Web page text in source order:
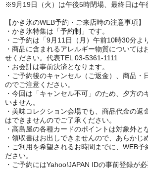
※9月19日（火）は午後5時閉場、最終日は午
【かき氷のWEB予約・ご来店時の注意事項】
・かき氷特集は「予約制」です。
・ご予約は「9月11日（月）午前10時30分よ
・商品に含まれるアレルギー物質については
せください。代表TEL 03-5361-1111
・お会計は事前決済となります。
・ご予約後のキャンセル（ご返金）、商品・
のでご注意ください。
・今回は「キャンセル不可」のため、夕方の
いません。
・美味コレクション会場でも、商品代金の返
はできませんのでご了承ください。
・高島屋の各種カードのポイントは対象外と
・領収書はお出しできませんので、あらかじ
・ご利用を希望されるお時間までに、WEB予
ださい。
・ご予約にはYahoo!JAPAN IDの事前登録が必